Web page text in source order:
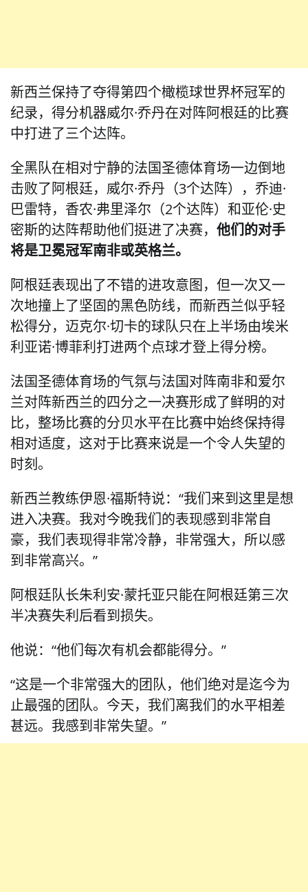
新西兰保持了夺得第四个橄榄球世界杯冠军的
纪录，得分机器威尔·乔丹在对阵阿根廷的比赛
中打进了三个达阵。
全黑队在相对宁静的法国圣德体育场一边倒地
击败了阿根廷，威尔·乔丹（3个达阵），乔迪·
巴雷特，香农·弗里泽尔（2个达阵）和亚伦·史
密斯的达阵帮助他们挺进了决赛， 他们的对手
将是卫冕冠军南非或英格兰。
阿根廷表现出了不错的进攻意图，但一次又一
次地撞上了坚固的黑色防线，而新西兰似乎轻
松得分，迈克尔·切卡的球队只在上半场由埃米
利亚诺·博菲利打进两个点球才登上得分榜。
法国圣德体育场的气氛与法国对阵南非和爱尔
兰对阵新西兰的四分之一决赛形成了鲜明的对
比，整场比赛的分贝水平在比赛中始终保持得
相对适度，这对于比赛来说是一个令人失望的
时刻。
新西兰教练伊恩·福斯特说：“我们来到这里是想
进入决赛。我对今晚我们的表现感到非常自
豪，我们表现得非常冷静，非常强大，所以感
到非常高兴。”
阿根廷队长朱利安·蒙托亚只能在阿根廷第三次
半决赛失利后看到损失。
他说：“他们每次有机会都能得分。”
“这是一个非常强大的团队，他们绝对是迄今为
止最强的团队。今天，我们离我们的水平相差
甚远。我感到非常失望。”